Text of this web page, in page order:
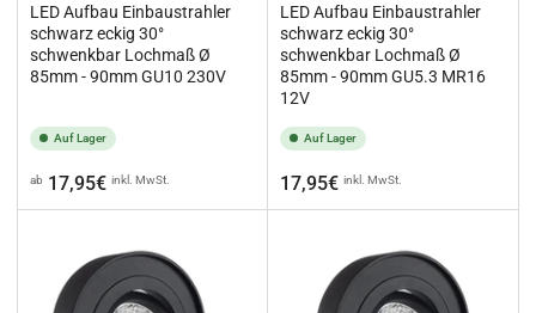
LED Aufbau Einbaustrahler
schwarz eckig 30°
schwenkbar Lochmaß Ø
85mm - 90mm GU10 230V
Auf Lager
Normaler
Preis
ab 17,95€ inkl. MwSt.
LED Aufbau Einbaustrahler
schwarz eckig 30°
schwenkbar Lochmaß Ø
85mm - 90mm GU5.3 MR16
12V
Auf Lager
Normaler
Preis
17,95€ inkl. MwSt.